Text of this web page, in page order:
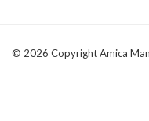
© 2026 Copyright Amica